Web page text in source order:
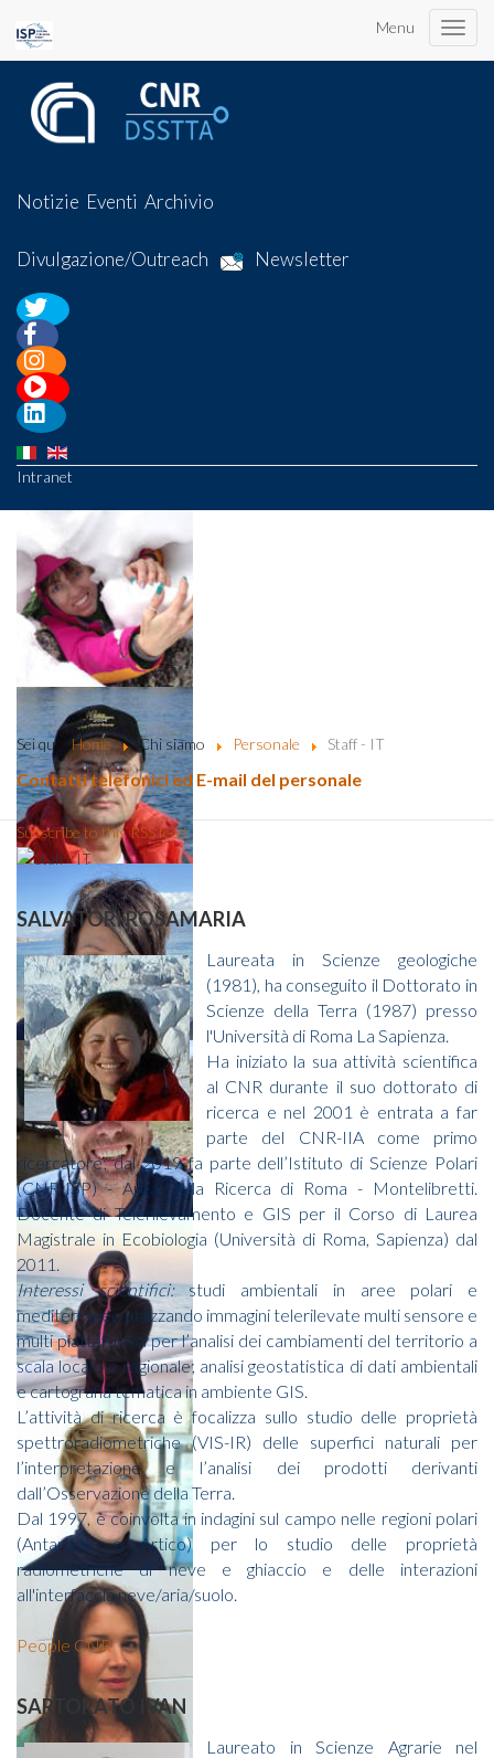
Menu
Toggle
Notizie Eventi Archivio
Divulgazione/Outreach Newsletter
Intranet
Sei qui: Home Chi siamo Personale Staff - IT
Contatti telefonici ed E-mail del personale
Subscribe to this RSS feed
SALVATORI ROSAMARIA
Laureata in Scienze geologiche
(1981), ha conseguito il Dottorato in
Scienze della Terra (1987) presso
l'Università di Roma La Sapienza.
Ha iniziato la sua attività scientifica
al CNR durante il suo dottorato di
ricerca e nel 2001 è entrata a far
parte del CNR-IIA come primo
ricercatore; dal 2019 fa parte dell’Istituto di Scienze Polari
(CNR-ISP) - Area della Ricerca di Roma - Montelibretti.
Docente di Telerilevamento e GIS per il Corso di Laurea
Magistrale in Ecobiologia (Università di Roma, Sapienza) dal
2011.
Interessi scientifici:studi ambientali in aree polari e
mediterranee utilizzando immagini telerilevate multi sensore e
multi piattaforma per l’analisi dei cambiamenti del territorio a
scala locale e regionale; analisi geostatistica di dati ambientali
e cartografia tematica in ambiente GIS.
L’attività di ricerca è focalizza sullo studio delle proprietà
spettroradiometriche (VIS-IR) delle superfici naturali per
l’interpretazione e l’analisi dei prodotti derivanti
dall’Osservazione della Terra.
Dal 1997, è coinvolta in indagini sul campo nelle regioni polari
(Antartide e Artico) per lo studio delle proprietà
radiometriche di neve e ghiaccio e delle interazioni
all'interfaccia neve/aria/suolo.
People CNR
SARTORATO IVAN
Laureato in Scienze Agrarie nel